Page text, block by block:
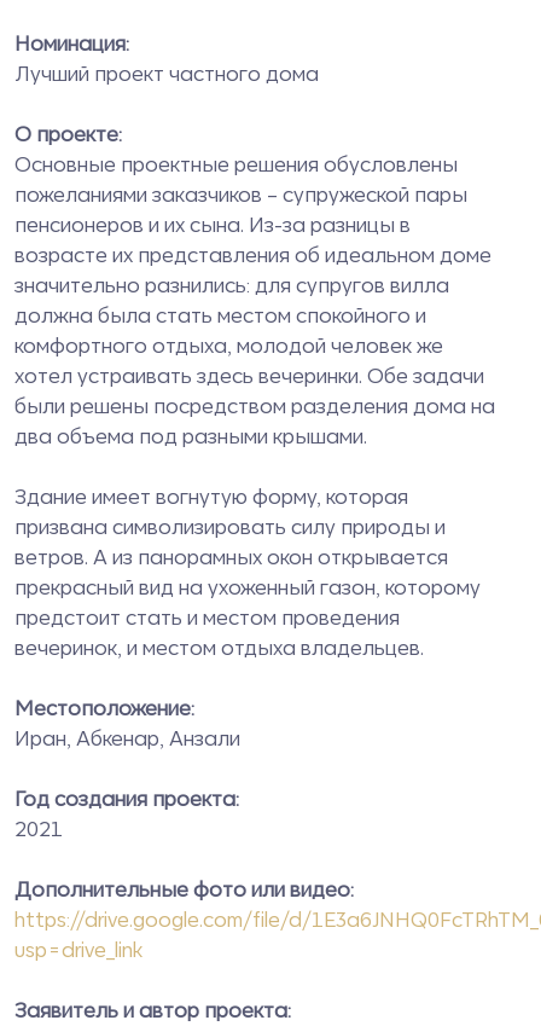
Номинация:
Лучший проект частного дома
О проекте:
Основные проектные решения обусловлены
пожеланиями заказчиков – супружеской пары
пенсионеров и их сына. Из-за разницы в
возрасте их представления об идеальном доме
значительно разнились: для супругов вилла
должна была стать местом спокойного и
комфортного отдыха, молодой человек же
хотел устраивать здесь вечеринки. Обе задачи
были решены посредством разделения дома на
два объема под разными крышами.
Здание имеет вогнутую форму, которая
призвана символизировать силу природы и
ветров. А из панорамных окон открывается
прекрасный вид на ухоженный газон, которому
предстоит стать и местом проведения
вечеринок, и местом отдыха владельцев.
Местоположение:
Иран, Абкенар, Анзали
Год создания проекта:
2021
Дополнительные фото или видео:
https://drive.google.com/file/d/
usp=drive_link
Заявитель и автор проекта: